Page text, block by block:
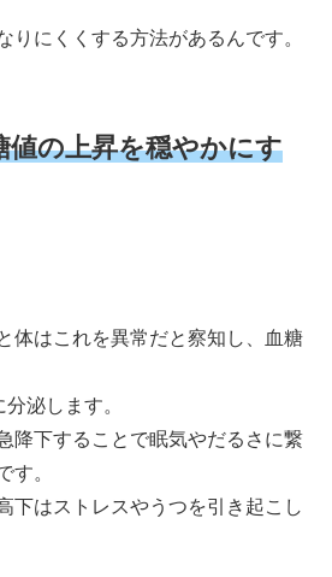
りにくくする方法があるんです。
値の上昇を穏やかにす
体はこれを異常だと察知し、血糖
泌します。
降下することで眠気やだるさに繋
す。
下はストレスやうつを引き起こし